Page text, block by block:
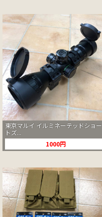
東京マルイ イルミネーテッドショー
トズ...
1000円